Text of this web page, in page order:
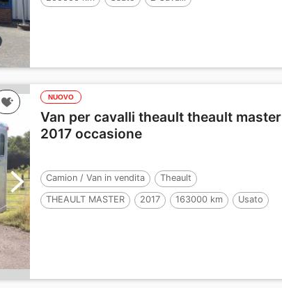
NUOVO
Van per cavalli theault theault master
2017 occasione
Camion / Van in vendita Theault
THEAULT MASTER 2017 163000 km Usato